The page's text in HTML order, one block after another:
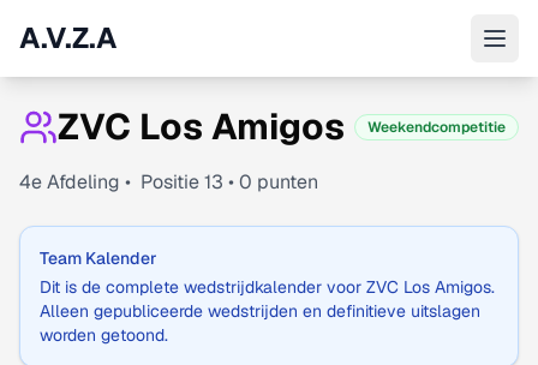
A.V.Z.A
ZVC Los Amigos Weekendcompetitie
4e Afdeling • Positie13 •0 punten
Team Kalender
Dit is de complete wedstrijdkalender voor ZVC Los Amigos.
Alleen gepubliceerde wedstrijden en definitieve uitslagen
worden getoond.